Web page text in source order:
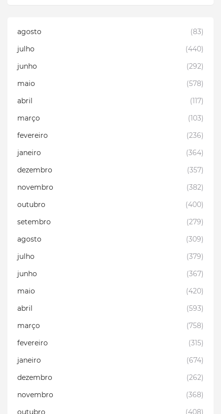
agosto
(83)
julho
(440)
junho
(292)
maio
(578)
abril
(117)
março
(103)
fevereiro
(236)
janeiro
(364)
dezembro
(357)
novembro
(382)
outubro
(400)
setembro
(279)
agosto
(309)
julho
(379)
junho
(367)
maio
(420)
abril
(593)
março
(758)
fevereiro
(315)
janeiro
(674)
dezembro
(262)
novembro
(368)
outubro
(408)